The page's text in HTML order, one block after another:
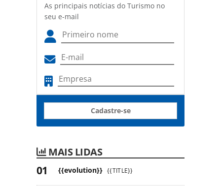
As principais notícias do Turismo no
seu e-mail
Cadastre-se
MAIS LIDAS
{{evolution}} {{TITLE}}